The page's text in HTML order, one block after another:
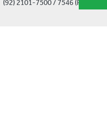
(92) 2101-7500 / 7546 (Ramal)